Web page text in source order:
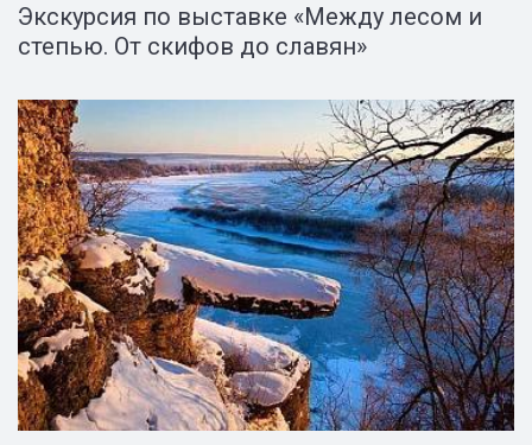
Экскурсия по выставке «Между лесом и
степью. От скифов до славян»